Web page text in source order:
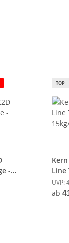
-
TOP
Line
UVP:
ab